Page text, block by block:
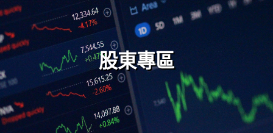
股東專區